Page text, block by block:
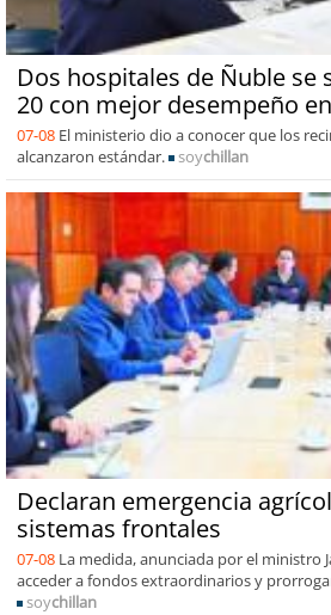
Dos hospitales de Ñuble se
20 con mejor desempeño
07-08 El ministerio dio a conocer que los
alcanzaron estándar.
soychillan
Declaran emergencia
sistemas frontales
07-08 La medida, anunciada por el ministro
acceder a fondos extraordinarios y
soychillan